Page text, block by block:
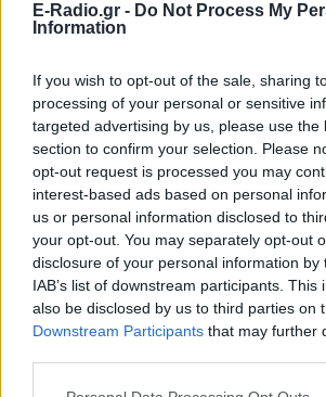
E-Radio.gr - Do Not Process My
Information
If you wish to opt-out of the sale, sharing
processing of your personal or sensitive
targeted advertising by us, please use the
section to confirm your selection. Please
opt-out request is processed you may
interest-based ads based on personal
us or personal information disclosed to
your opt-out. You may separately opt-out
disclosure of your personal information by
IAB’s list of downstream participants. This
also be disclosed by us to third parties on
Downstream Participants that may further
ΔΕΙΤΕ ΕΠΙΣΗΣ
ΣΤΗΝ ΙΔΙΑ ΚΑΤΗΓΟΡΙΑ
«Θέλω τον